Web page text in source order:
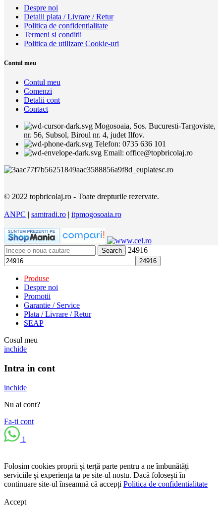
Despre noi
Detalii plata / Livrare / Retur
Politica de confidentialitate
Termeni si conditii
Politica de utilizare Cookie-uri
Contul meu
Contul meu
Comenzi
Detalii cont
Contact
Mogosoaia, Sos. Bucuresti-Targoviste,
nr. 56, Subsol, Biroul nr. 4, judet Ilfov.
Telefon: 0735 636 101
Email: office@topbricolaj.ro
© 2022 topbricolaj.ro - Toate drepturile rezervate.
ANPC | samtradi.ro | itpmogosoaia.ro
Search 24916
Produse
Despre noi
Promotii
Garantie / Service
Plata / Livrare / Retur
SEAP
Cosul meu
inchide
Intra in cont
inchide
Nu ai cont?
Fa-ti cont
1
Folosim cookies proprii și terță parte pentru a ne îmbunătăți
serviciile și experiența ta pe site-ul nostu. Dacă folosești în
continuare site-ul înseamnă că accepți Politica de confidentialitate
Accept